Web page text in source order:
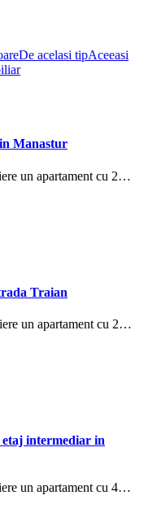
De acelasi tipAceeasi
Manastur
un apartament cu 2…
Traian
un apartament cu 2…
etaj intermediar in
un apartament cu 4…